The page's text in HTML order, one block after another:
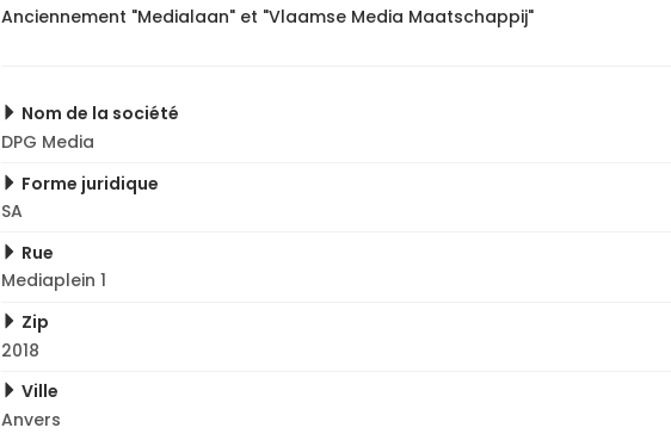
Anciennement "Medialaan" et "Vlaamse Media Maatschappij"
Nom de la société
DPG Media
Forme juridique
SA
Rue
Mediaplein 1
Zip
2018
Ville
Anvers